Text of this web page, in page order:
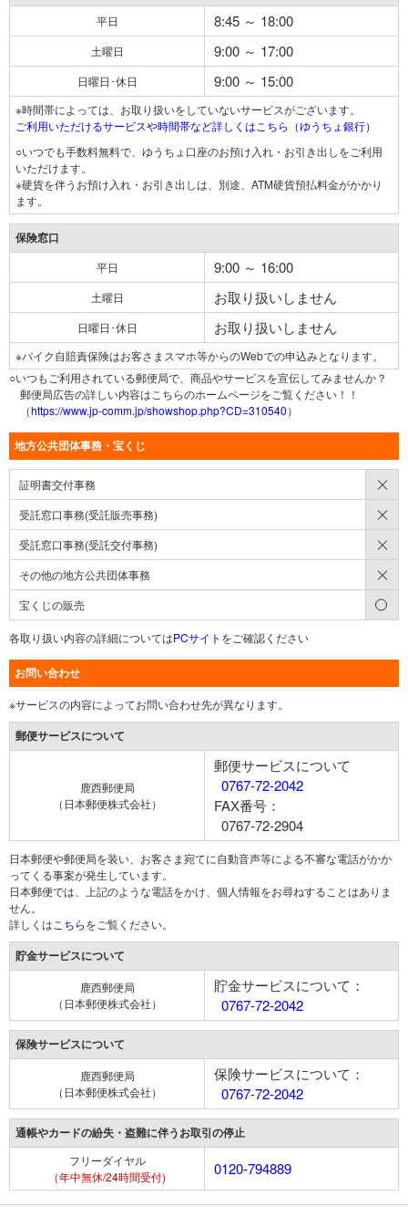
平日 8:45 ～ 18:00
土曜日 9:00 ～ 17:00
日曜日･休日 9:00 ～ 15:00
※時間帯によっては、お取り扱いをしていないサービスがございます。
ご利用いただけるサービスや時間帯など詳しくはこちら（ゆうちょ銀行）
○いつでも手数料無料で、ゆうちょ口座のお預け入れ・お引き出しをご利用
いただけます。
※硬貨を伴うお預け入れ・お引き出しは、別途、ATM硬貨預払料金がかかり
ます。
保険窓口
平日 9:00 ～ 16:00
土曜日 お取り扱いしません
日曜日･休日 お取り扱いしません
※バイク自賠責保険はお客さまスマホ等からのWebでの申込みとなります。
○いつもご利用されている郵便局で、商品やサービスを宣伝してみませんか？
郵便局広告の詳しい内容はこちらのホームページをご覧ください！！
（https://www.jp-comm.jp/showshop.php?CD=310540）
地方公共団体事務・宝くじ
証明書交付事務
受託窓口事務(受託販売事務)
受託窓口事務(受託交付事務)
その他の地方公共団体事務
宝くじの販売
各取り扱い内容の詳細についてはPCサイト をご確認ください
お問い合わせ
※サービスの内容によってお問い合わせ先が異なります。
郵便サービスについて
鹿西郵便局
（日本郵便株式会社）
郵便サービスについて
0767-72-2042
FAX番号：
0767-72-2904
日本郵便や郵便局を装い、お客さま宛てに自動音声等による不審な電話がかか
ってくる事案が発生しています。
日本郵便では、上記のような電話をかけ、個人情報をお尋ねすることはありま
せん。
詳しくは こちらをご覧ください。
貯金サービスについて
鹿西郵便局
（日本郵便株式会社）
貯金サービスについて：
0767-72-2042
保険サービスについて
鹿西郵便局
（日本郵便株式会社）
保険サービスについて：
0767-72-2042
通帳やカードの紛失・盗難に伴うお取引の停止
フリーダイヤル
（年中無休/24時間受付)
0120-794889